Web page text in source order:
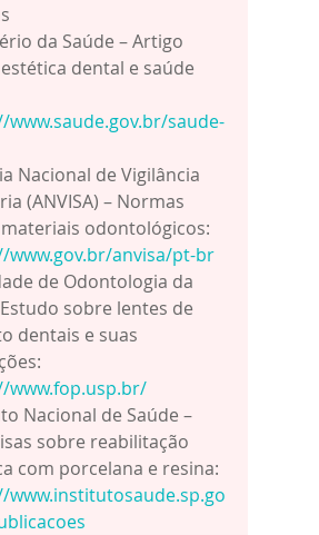
da Saúde – Artigo
dental e saúde
www.saude.gov.br/saude-
Nacional de Vigilância
(ANVISA) – Normas
odontológicos:
www.gov.br/anvisa/pt-br
de Odontologia da
Estudo sobre lentes de
dentais e suas
www.fop.usp.br/
Nacional de Saúde –
sobre reabilitação
com porcelana e resina:
www.institutosaude.sp.go